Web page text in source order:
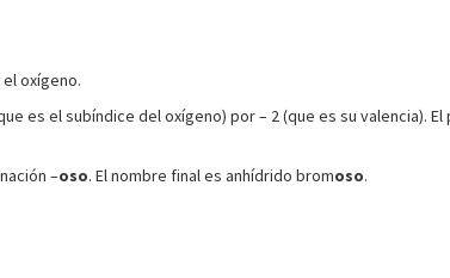
oxígeno.
es el subíndice del oxígeno) por – 2 (que es su valencia).
–oso. El nombre final es anhídrido bromoso.